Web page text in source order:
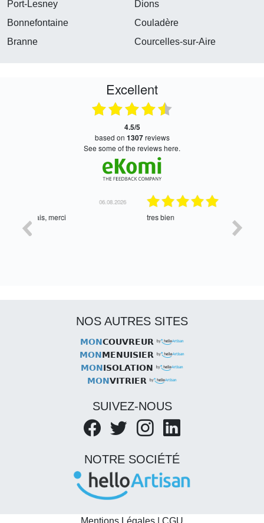
Port-Lesney
Dions
Bonnefontaine
Couladère
Branne
Courcelles-sur-Aire
Excellent
4.5/5
based on 1307reviews
see some of the reviews here.
05.08.2026
tres bien
NOS AUTRES SITES
MONCOUVREUR
MONMENUISIER
MONISOLATION
MONVITRIER
SUIVEZ-NOUS
NOTRE SOCIÉTÉ
Mentions Légales CGU